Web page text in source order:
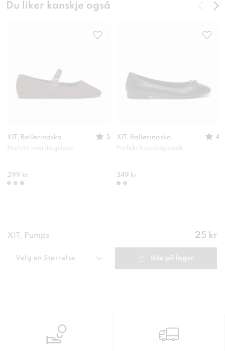
Du liker kanskje også
XIT, Ballerinasko
5
Perfekt hverdagslook
299 kr
XIT, Ballerinasko
4
Perfekt hverdagslook
349 kr
XIT, Pumps Pris:
25 kr
Velg en Størrelse Ikke på lager